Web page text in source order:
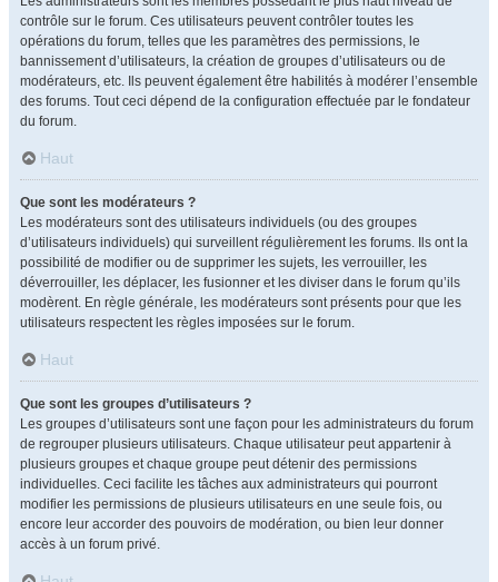
contrôle sur le forum. Ces utilisateurs peuvent contrôler toutes les
opérations du forum, telles que les paramètres des permissions, le
bannissement d’utilisateurs, la création de groupes d’utilisateurs ou de
modérateurs, etc. Ils peuvent également être habilités à modérer l’ensemble
des forums. Tout ceci dépend de la configuration effectuée par le fondateur
du forum.
Haut
Que sont les modérateurs ?
Les modérateurs sont des utilisateurs individuels (ou des groupes
d’utilisateurs individuels) qui surveillent régulièrement les forums. Ils ont la
possibilité de modifier ou de supprimer les sujets, les verrouiller, les
déverrouiller, les déplacer, les fusionner et les diviser dans le forum qu’ils
modèrent. En règle générale, les modérateurs sont présents pour que les
utilisateurs respectent les règles imposées sur le forum.
Haut
Que sont les groupes d’utilisateurs ?
Les groupes d’utilisateurs sont une façon pour les administrateurs du forum
de regrouper plusieurs utilisateurs. Chaque utilisateur peut appartenir à
plusieurs groupes et chaque groupe peut détenir des permissions
individuelles. Ceci facilite les tâches aux administrateurs qui pourront
modifier les permissions de plusieurs utilisateurs en une seule fois, ou
encore leur accorder des pouvoirs de modération, ou bien leur donner
accès à un forum privé.